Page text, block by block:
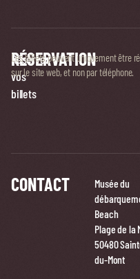
RÉSERVATION
Réservez
vos
billets
Les billets peuvent uniquement être
sur le site web, et non par téléphone.
CONTACT
Musée du
Beach
Plage de la
50480
du-Mont